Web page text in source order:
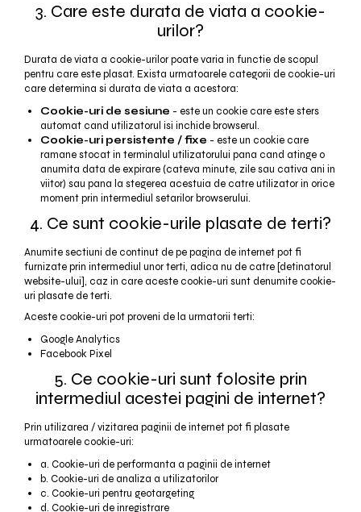
3. Care este durata de viata a cookie-
urilor?
Durata de viata a cookie-urilor poate varia in functie de scopul
pentru care este plasat. Exista urmatoarele categorii de cookie-uri
care determina si durata de viata a acestora:
Cookie-uri de sesiune - este un cookie care este sters
automat cand utilizatorul isi inchide browserul.
Cookie-uri persistente / fixe - este un cookie care
ramane stocat in terminalul utilizatorului pana cand atinge o
anumita data de expirare (cateva minute, zile sau cativa ani in
viitor) sau pana la stegerea acestuia de catre utilizator in orice
moment prin intermediul setarilor browserului.
4. Ce sunt cookie-urile plasate de terti?
Anumite sectiuni de continut de pe pagina de internet pot fi
furnizate prin intermediul unor terti, adica nu de catre [detinatorul
website-ului], caz in care aceste cookie-uri sunt denumite cookie-
uri plasate de terti.
Aceste cookie-uri pot proveni de la urmatorii terti:
Google Analytics
Facebook Pixel
5. Ce cookie-uri sunt folosite prin
intermediul acestei pagini de internet?
Prin utilizarea / vizitarea paginii de internet pot fi plasate
urmatoarele cookie-uri:
a. Cookie-uri de performanta a paginii de internet
b. Cookie-uri de analiza a utilizatorilor
c. Cookie-uri pentru geotargeting
d. Cookie-uri de inregistrare